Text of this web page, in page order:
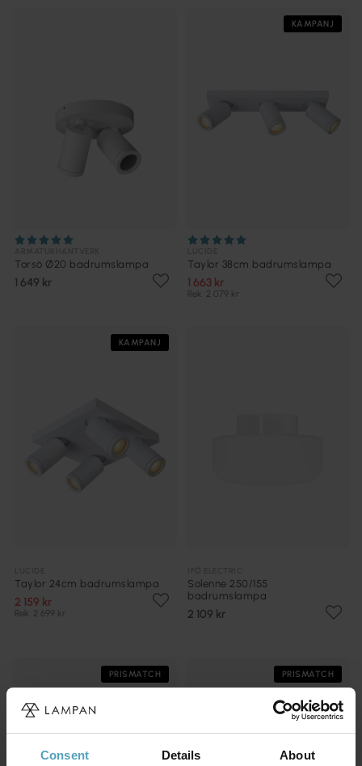
Consent Details About
Torsö Ø20 badrumslampa
1 649 kr
KAMPANJ
Taylor 38cm badrumslampa
1 663 kr
Rek. 2 079 kr
KAMPANJ
Taylor 24cm badrumslampa
2 159 kr
Rek. 2 699 kr
Solenne 250/155
badrumslampa
2 109 kr
PRISMATCH PRISMATCH